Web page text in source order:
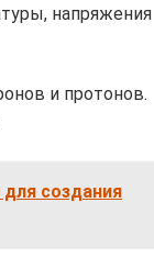
напряжения
и протонов.
создания